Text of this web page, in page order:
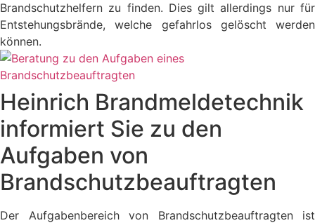
Brandschutzhelfern zu finden. Dies gilt allerdings nur für
Entstehungsbrände, welche gefahrlos gelöscht werden
können.
Heinrich Brandmeldetechnik
informiert Sie zu den
Aufgaben von
Brandschutzbeauftragten
Der Aufgabenbereich von Brandschutzbeauftragten ist